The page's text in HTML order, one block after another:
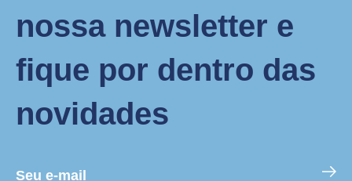
nossa newsletter e
fique por dentro das
novidades